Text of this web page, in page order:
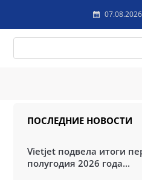
07.08.2026
ПОСЛЕДНИЕ НОВОСТИ
Vietjet подвела итоги
полугодия 2026 года...